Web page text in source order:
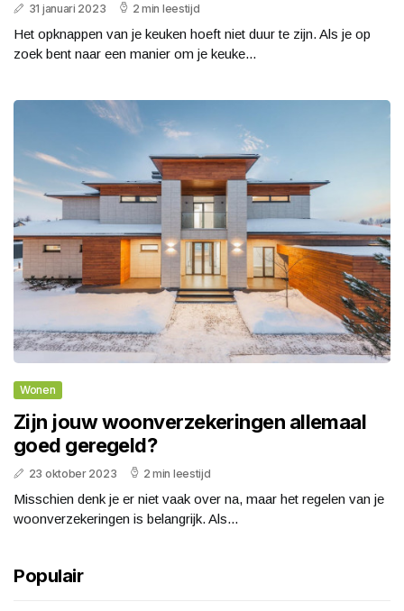
31 januari 2023 2 min leestijd
Het opknappen van je keuken hoeft niet duur te zijn. Als je op
zoek bent naar een manier om je keuke...
Wonen
Zijn jouw woonverzekeringen allemaal
goed geregeld?
23 oktober 2023 2 min leestijd
Misschien denk je er niet vaak over na, maar het regelen van je
woonverzekeringen is belangrijk. Als...
Populair